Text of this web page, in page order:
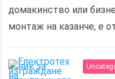
домакинство или
монтаж на казанче, е
която…